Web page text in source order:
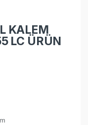
KALEM
LC ÜRÜN